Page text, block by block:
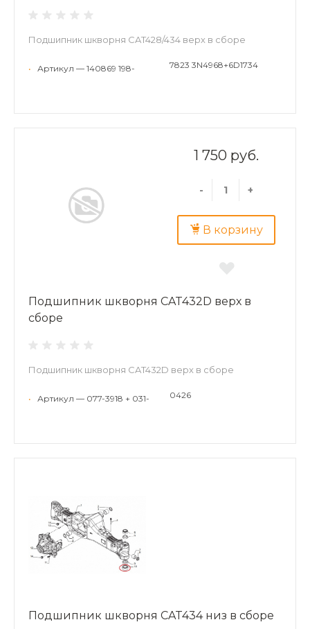
Подшипник шкворня CAT428/434 верх в сборе
• Артикул — 140869 198- 7823 3N4968+6D1734
1 750 руб.
- +
В корзину
Подшипник шкворня CAT432D верх в
сборе
Подшипник шкворня CAT432D верх в сборе
• Артикул — 077-3918 + 031- 0426
Подшипник шкворня CAT434 низ в сборе